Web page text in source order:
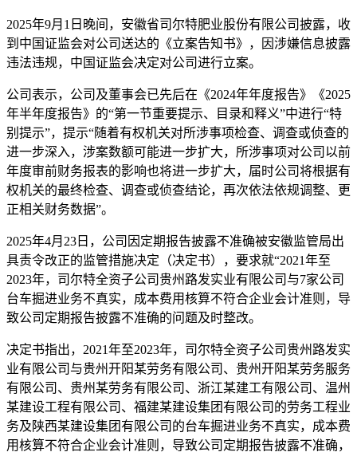
2025年9月1日晚间，安徽省司尔特肥业股份有限公司披露，收
到中国证监会对公司送达的《立案告知书》，因涉嫌信息披露
违法违规，中国证监会决定对公司进行立案。
公司表示，公司及董事会已先后在《2024年年度报告》《2025
年半年度报告》的“第一节重要提示、目录和释义”中进行“特
别提示”，提示“随着有权机关对所涉事项检查、调查或侦查的
进一步深入，涉案数额可能进一步扩大，所涉事项对公司以前
年度审前财务报表的影响也将进一步扩大，届时公司将根据有
权机关的最终检查、调查或侦查结论，再次依法依规调整、更
正相关财务数据”。
2025年4月23日，公司因定期报告披露不准确被安徽监管局出
具责令改正的监管措施决定（决定书），要求就“2021年至
2023年，司尔特全资子公司贵州路发实业有限公司与7家公司
台车掘进业务不真实，成本费用核算不符合企业会计准则，导
致公司定期报告披露不准确的问题及时整改。
决定书指出，2021年至2023年，司尔特全资子公司贵州路发实
业有限公司与贵州开阳某劳务有限公司、贵州开阳某劳务服务
有限公司、贵州某劳务有限公司、浙江某建工有限公司、温州
某建设工程有限公司、福建某建设集团有限公司的劳务工程业
务及陕西某建设集团有限公司的台车掘进业务不真实，成本费
用核算不符合企业会计准则，导致公司定期报告披露不准确，